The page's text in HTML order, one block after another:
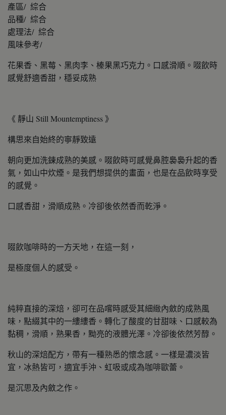
產區/ 綜合
品種/ 綜合
處理法/ 綜合
風味參考/
花果香、黑莓、黑肉李、榛果黑巧克力。口感滑順。啜飲時
感覺舒適香甜，穩妥成熟
《 靜山 Still Mountemptiness 》
構思來自始終的寧靜致遠
朝向更加洗鍊成熟的美感。啜飲時可感覺鼻腔裊裊升起的香
氣，如山中炊煙。是我們想提供的畫面，也是在品飲時享受
的感覺。
口感香甜，滑順成熟。冷卻後依然香而乾淨。
啜飲咖啡時的一方天地，在這一刻，
是極度個人的感受。
純粹直接的深焙，卻可在品嚐時感受其細緻內斂的成熟風
味，點綴其中的一縷縷香。轉化了酸度的甘甜味、口感較為
黏稠，滑順，熟果香，黝亮的液體光澤。冷卻後依然芳醇。
秋山的深焙配方，帶有一種熟悉的懷念感。一樣是濃淡皆
宜，冰熱皆可，適宜手沖、虹吸或成為咖啡歐蕾。
是沉思及內斂之作。